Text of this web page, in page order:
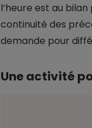
l’heure est au
continuité des
demande pour
Une activité